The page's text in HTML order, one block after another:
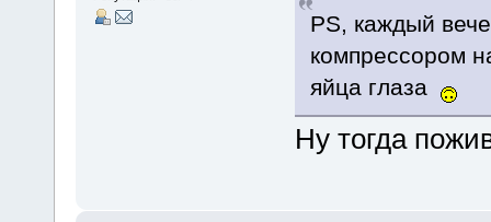
PS, каждый
компрессором
яйца глаза
Ну тогда